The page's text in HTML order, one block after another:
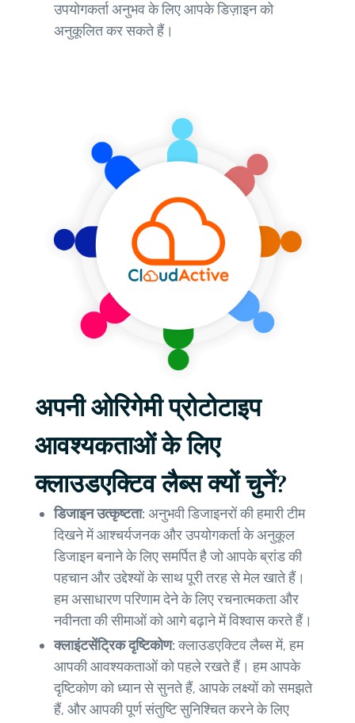
उपयोगकर्ता अनुभव के लिए आपके डिज़ाइन को
अनुकूलित कर सकते हैं।
अपनी ओरिगेमी प्रोटोटाइप
आवश्यकताओं के लिए
क्लाउडएक्टिव लैब्स क्यों चुनें?
डिजाइन उत्कृष्टता: अनुभवी डिजाइनरों की हमारी टीम
दिखने में आश्चर्यजनक और उपयोगकर्ता के अनुकूल
डिजाइन बनाने के लिए समर्पित है जो आपके ब्रांड की
पहचान और उद्देश्यों के साथ पूरी तरह से मेल खाते हैं।
हम असाधारण परिणाम देने के लिए रचनात्मकता और
नवीनता की सीमाओं को आगे बढ़ाने में विश्वास करते हैं।
क्लाइंटसेंट्रिक दृष्टिकोण:क्लाउडएक्टिव लैब्स में, हम
आपकी आवश्यकताओं को पहले रखते हैं। हम आपके
दृष्टिकोण को ध्यान से सुनते हैं, आपके लक्ष्यों को समझते
हैं, और आपकी पूर्ण संतुष्टि सुनिश्चित करने के लिए